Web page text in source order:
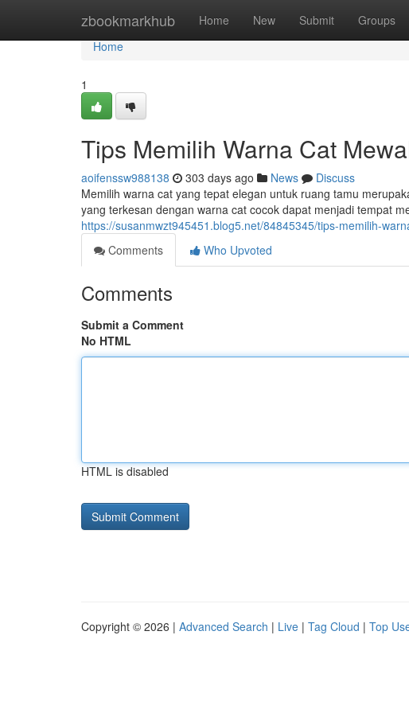
zbookmarkhub Home New Submit Groups
Home
Home
1
Tips Memilih Warna Cat
aoifenssw988138 303 days ago News
Discuss
Memilih warna cat yang tepat elegan untuk ruang tamu
yang terkesan dengan warna cat cocok dapat menjadi tempat
https://susanmwzt945451.blog5.net/84845345/tips-memilih-
Comments
Who Upvoted
Comments
Submit a Comment
No HTML
HTML is disabled
Copyright © 2026 | Advanced Search | Live | Tag Cloud | Top